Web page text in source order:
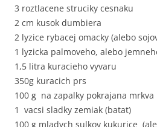
3 roztlacene struciky cesnaku
2 cm kusok dumbiera
2 lyzice rybacej omacky (alebo
1 lyzicka palmoveho, alebo
1,5 litra kuracieho vyvaru
350g kuracich prs
100 g na zapalky pokrajana mrkva
1 vacsi sladky zemiak (batat)
100 g mladych sulkov kukurice